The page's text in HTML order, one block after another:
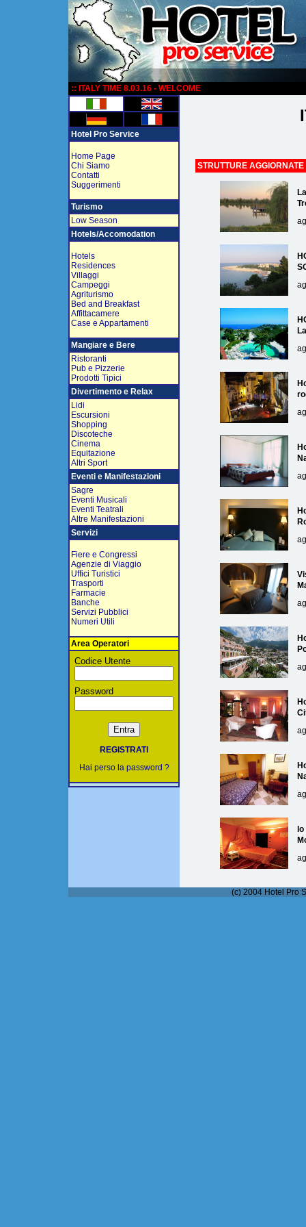
:: ITALY TIME 8.03.16 - WELCOME
Hotel Pro Service
Home Page
Chi Siamo
Contatti
Suggerimenti
Turismo
Low Season
Hotels/Accomodation
Hotels
Residences
Villaggi
Campeggi
Agriturismo
Bed and Breakfast
Affittacamere
Case e Appartamenti
Mangiare e Bere
Ristoranti
Pub e Pizzerie
Prodotti Tipici
Divertimento e Relax
Lidi
Escursioni
Shopping
Discoteche
Cinema
Equitazione
Altri Sport
Eventi e Manifestazioni
Sagre
Eventi Musicali
Eventi Teatrali
Altre Manifestazioni
Servizi
Fiere e Congressi
Agenzie di Viaggio
Uffici Turistici
Trasporti
Farmacie
Banche
Servizi Pubblici
Numeri Utili
Area Operatori
Codice Utente
Password
REGISTRATI
Hai perso la password ?
STRUTTURE
(c) 2004 Hotel Pro